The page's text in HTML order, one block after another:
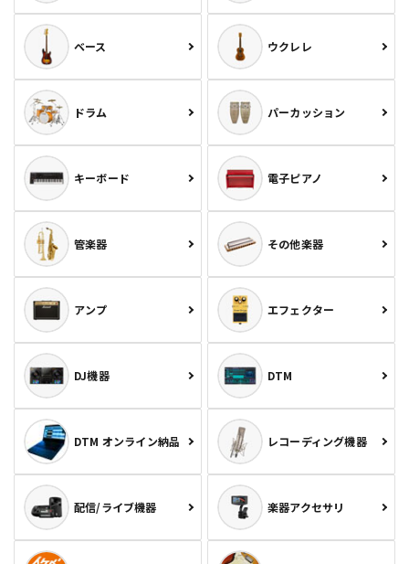
ベース ウクレレ
ドラム パーカッション
キーボード 電子ピアノ
管楽器 その他楽器
アンプ エフェクター
DJ機器 DTM
DTM オンライン納品 レコーディング機器
配信/ライブ機器 楽器アクセサリ